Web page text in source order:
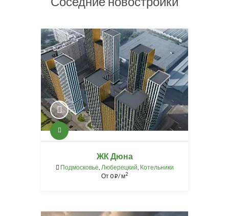
ЖК Дюна
Подмосковье Люберецкий Котельники
От0⃏/ м2